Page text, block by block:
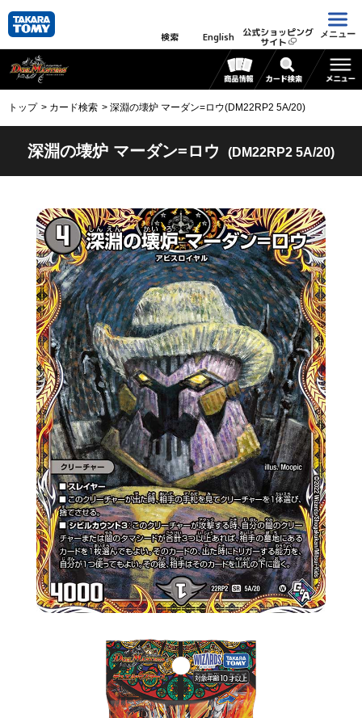
検索 English 公式ショッピング
サイト
メニュー
トップ カード検索 深淵の壊炉 マーダン=ロウ(DM22RP2 5A/20)
深淵の壊炉 マーダン=ロウ (DM22RP2 5A/20)